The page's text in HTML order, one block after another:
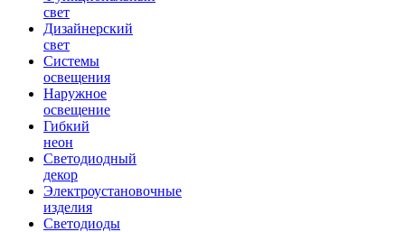
свет
Дизайнерский
свет
Системы
освещения
Наружное
освещение
Гибкий
неон
Светодиодный
декор
Электроустановочные
изделия
Светодиоды